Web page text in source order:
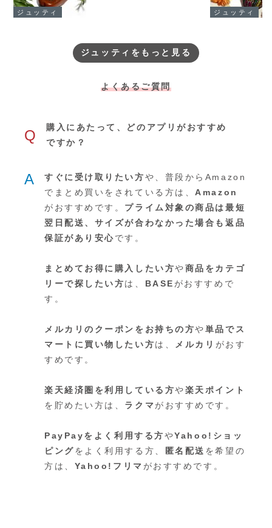
ジュッティ ジュッティ
ジュッティをもっと見る
よくあるご質問
Q
購入にあたって、どのアプリがおすすめ
ですか？
A すぐに受け取りたい方や、普段からAmazon
でまとめ買いをされている方は、 Amazon
がおすすめです。 プライム対象の商品は最短
翌日配送、サイズが合わなかった場合も返品
保証があり安心です。
まとめてお得に購入したい方や商品をカテゴ
リーで探したい方は、 BASE がおすすめで
す。
メルカリのクーポンをお持ちの方や単品でス
マートに買い物したい方は、 メルカリ がおす
すめです。
楽天経済圏を利用している方や楽天ポイント
を貯めたい方は、 ラクマ がおすすめです。
PayPayをよく利用する方やYahoo!ショッ
ピングをよく利用する方、 匿名配送 を希望の
方は、 Yahoo!フリマ がおすすめです。